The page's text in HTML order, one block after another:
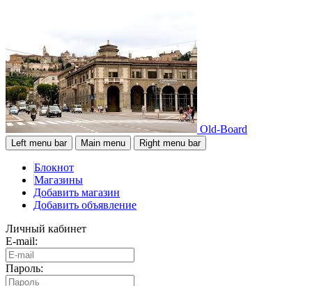
Old-Board
Left menu bar Main menu Right menu bar
Блокнот
Магазины
Добавить магазин
Добавить объявление
Личный кабинет
E-mail:
Пароль: